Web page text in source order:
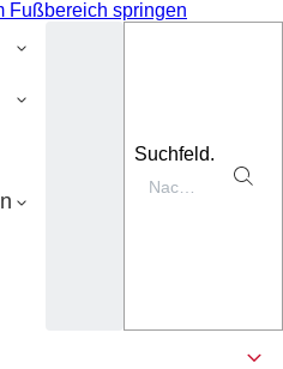
Fußbereich springen
Suchfeld.